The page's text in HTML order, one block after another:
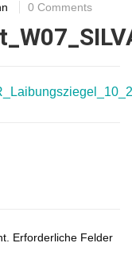
0 Comments
Erforderliche Felder